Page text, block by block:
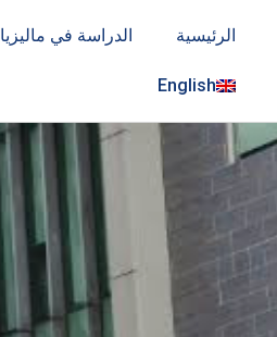
الرئيسية الدراسة في ماليزيا
English